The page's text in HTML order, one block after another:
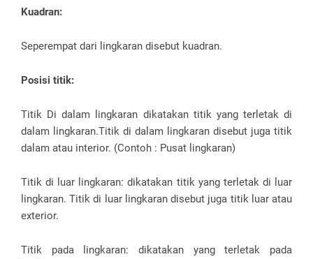
Kuadran:
Seperempat dari lingkaran disebut kuadran.
Posisi titik:
Titik Di dalam lingkaran dikatakan titik yang terletak di
dalam lingkaran.Titik di dalam lingkaran disebut juga titik
dalam atau interior. (Contoh : Pusat lingkaran)
Titik di luar lingkaran: dikatakan titik yang terletak di luar
lingkaran. Titik di luar lingkaran disebut juga titik luar atau
exterior.
Titik pada lingkaran: dikatakan yang terletak pada